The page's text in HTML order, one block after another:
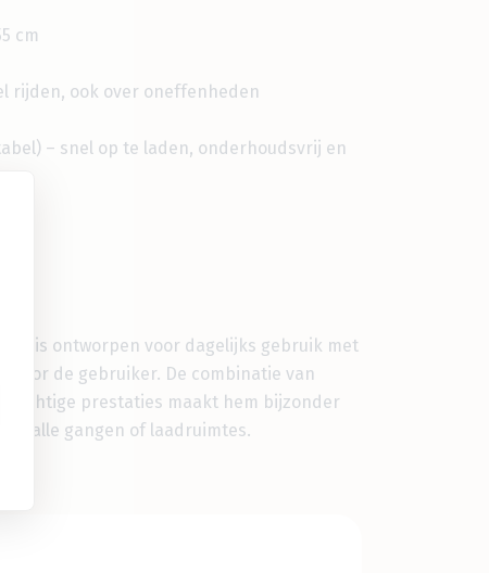
cm
rijden, ook over oneffenheden
– snel op te laden, onderhoudsvrij en
is ontworpen voor dagelijks gebruik met
voor de gebruiker. De combinatie van
prestaties maakt hem bijzonder
gangen of laadruimtes.